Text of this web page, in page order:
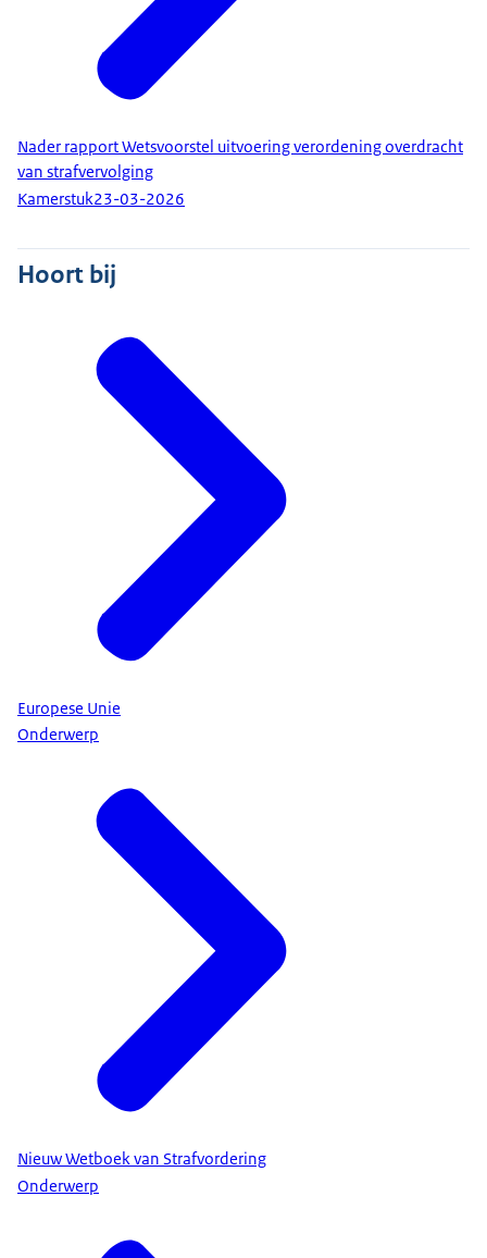
Nader rapport Wetsvoorstel uitvoering verordening overdracht
van strafvervolging
Kamerstuk23-03-2026
Hoort bij
Europese Unie
Onderwerp
Nieuw Wetboek van Strafvordering
Onderwerp